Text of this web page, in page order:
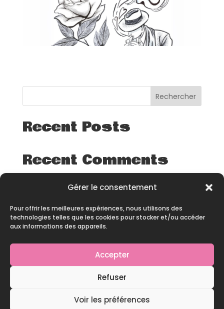
Gérer le consentement
Pour offrir les meilleures expériences, nous utilisons des
technologies telles que les cookies pour stocker et/ou accéder
aux informations des appareils.
Accepter
Refuser
Voir les préférences
CONTACT
PARTENAIRES
Rechercher
Recent Posts
Recent Comments
© 2026 – All rights reserved – Site développé par